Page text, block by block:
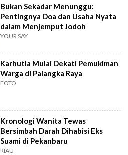
Bukan Sekadar Menunggu:
Pentingnya Doa dan Usaha Nyata
dalam Menjemput Jodoh
YOUR SAY
Karhutla Mulai Dekati Pemukiman
Warga di Palangka Raya
FOTO
Kronologi Wanita Tewas
Bersimbah Darah Dihabisi Eks
Suami di Pekanbaru
RIAU